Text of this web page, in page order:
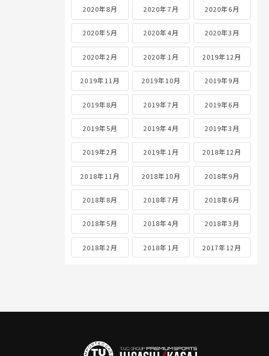
2020年8月 2020年7月 2020年6月
2020年5月 2020年4月 2020年3月
2020年2月 2020年1月 2019年12月
2019年11月 2019年10月 2019年9月
2019年8月 2019年7月 2019年6月
2019年5月 2019年4月 2019年3月
2019年2月 2019年1月 2018年12月
2018年11月 2018年10月 2018年9月
2018年8月 2018年7月 2018年6月
2018年5月 2018年4月 2018年3月
2018年2月 2018年1月 2017年12月